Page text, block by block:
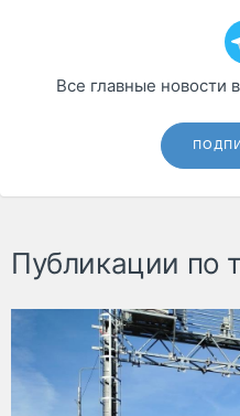
Все главные новости
Публикации по